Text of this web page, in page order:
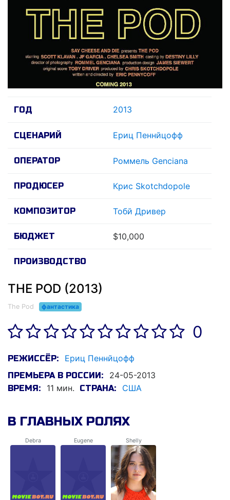
ГОД 2013
СЦЕНАРИЙ Ериц Пеннйцофф
ОПЕРАТОР Роммель Genciana
ПРОДЮСЕР Крис Skotchdopole
КОМПОЗИТОР Тобй Дривер
БЮДЖЕТ $10,000
ПРОИЗВОДСТВО
THE POD (2013)
The Pod фантастика
0
РЕЖИССЁР: Ериц Пеннйцофф
ПРЕМЬЕРА В РОССИИ: 24-05-2013
ВРЕМЯ: 11 мин. СТРАНА: США
В ГЛАВНЫХ РОЛЯХ
Debra Eugene Shelly